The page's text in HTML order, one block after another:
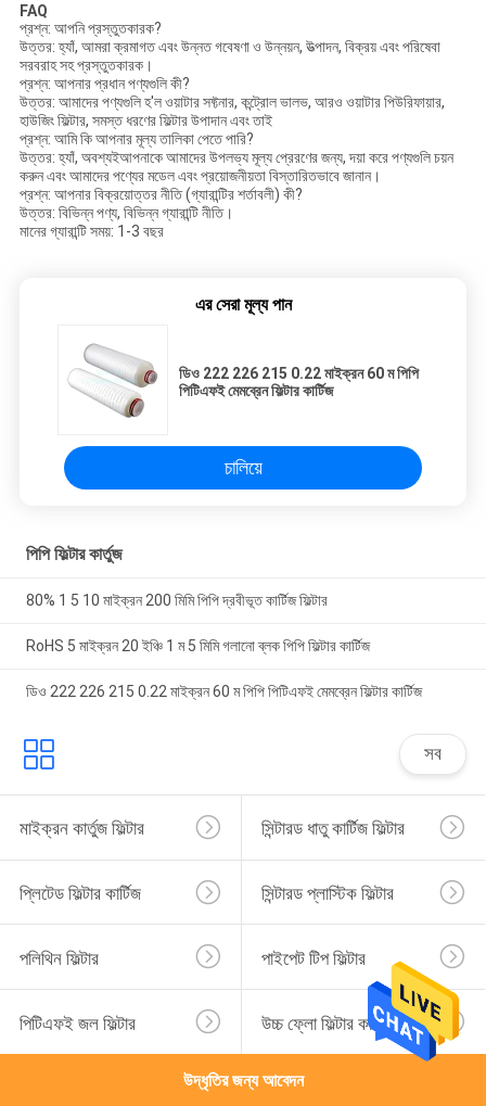
FAQ
প্রশ্ন: আপনি প্রস্তুতকারক?
উত্তর: হ্যাঁ, আমরা ক্রমাগত এবং উন্নত গবেষণা ও উন্নয়ন, উত্পাদন, বিক্রয় এবং পরিষেবা
সরবরাহ সহ প্রস্তুতকারক।
প্রশ্ন: আপনার প্রধান পণ্যগুলি কী?
উত্তর: আমাদের পণ্যগুলি হ'ল ওয়াটার সফ্টনার, কন্ট্রোল ভালভ, আরও ওয়াটার পিউরিফায়ার,
হাউজিং ফিল্টার, সমস্ত ধরণের ফিল্টার উপাদান এবং তাই
প্রশ্ন: আমি কি আপনার মূল্য তালিকা পেতে পারি?
উত্তর: হ্যাঁ, অবশ্যইআপনাকে আমাদের উপলভ্য মূল্য প্রেরণের জন্য, দয়া করে পণ্যগুলি চয়ন
করুন এবং আমাদের পণ্যের মডেল এবং প্রয়োজনীয়তা বিস্তারিতভাবে জানান।
প্রশ্ন: আপনার বিক্রয়োত্তর নীতি (গ্যারান্টির শর্তাবলী) কী?
উত্তর: বিভিন্ন পণ্য, বিভিন্ন গ্যারান্টি নীতি।
মানের গ্যারান্টি সময়: 1-3 বছর
এর সেরা মূল্য পান
ডিও 222 226 215 0.22 মাইক্রন 60 ম পিপি
পিটিএফই মেমব্রেন ফিল্টার কার্টিজ
চালিয়ে
পিপি ফিল্টার কার্তুজ
80% 1 5 10 মাইক্রন 200 মিমি পিপি দ্রবীভূত কার্টিজ ফিল্টার
RoHS 5 মাইক্রন 20 ইঞ্চি 1 ম 5 মিমি গলানো ব্লক পিপি ফিল্টার কার্টিজ
ডিও 222 226 215 0.22 মাইক্রন 60 ম পিপি পিটিএফই মেমব্রেন ফিল্টার কার্টিজ
সব
মাইক্রন কার্তুজ ফিল্টার সিন্টারড ধাতু কার্টিজ ফিল্টার
প্লিটেড ফিল্টার কার্টিজ সিন্টারড প্লাস্টিক ফিল্টার
পলিথিন ফিল্টার পাইপেট টিপ ফিল্টার
পিটিএফই জল ফিল্টার উচ্চ ফ্লো ফিল্টার কার্তুজ
উদ্ধৃতির জন্য আবেদন